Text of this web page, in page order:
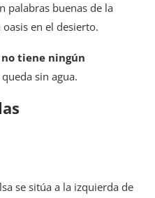
palabras buenas de la
en el desierto.
no tiene ningún
sin agua.
se sitúa a la izquierda de